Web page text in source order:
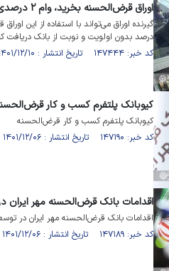
اوراق قرض‌الحسنه بخرید، وام ۲ درصدی بگیرید
درصد بدون اولویت و نوبت از بانک دریافت
کد خبر: ۱۴۷۴۴۴ تاریخ انتشار : ۱۴۰۱/۱۲/۱۰
کیوبانک پلتفرم کسب و کار
کیوبانک پلتفرم کسب و کار قرض‌الحسنه
کد خبر: ۱۴۷۱۹۰ تاریخ انتشار : ۱۴۰۱/۱۲/۰۶
اقدامات بانک قرض‌الحسنه مهر ایران
اقدامات بانک قرض‌الحسنه مهر ایران در
کد خبر: ۱۴۷۱۸۹ تاریخ انتشار : ۱۴۰۱/۱۲/۰۶